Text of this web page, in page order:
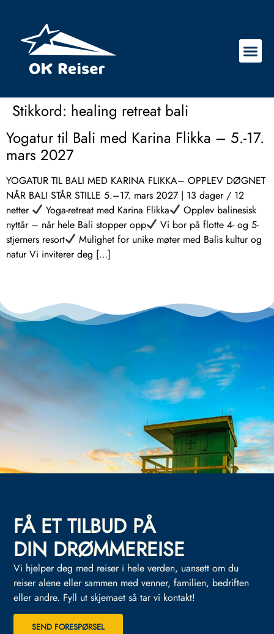
Stikkord: healing retreat bali
Yogatur til Bali med Karina Flikka – 5.-17.
mars 2027
YOGATUR TIL BALI MED KARINA FLIKKA– OPPLEV DØGNET
NÅR BALI STÅR STILLE 5.–17. mars 2027 | 13 dager / 12
netter
Yoga-retreat med Karina Flikka
Opplev balinesisk
nyttår – når hele Bali stopper opp
Vi bor på flotte 4- og 5-
stjerners resort
Mulighet for unike møter med Balis kultur og
natur Vi inviterer deg […]
FÅ ET TILBUD PÅ
DIN DRØMMEREISE
Vi hjelper deg med reiser i hele verden, uansett om du
reiser alene eller sammen med venner, familien, bedriften
eller andre. Fyll ut skjemaet så tar vi kontakt!
SEND FORESPØRSEL